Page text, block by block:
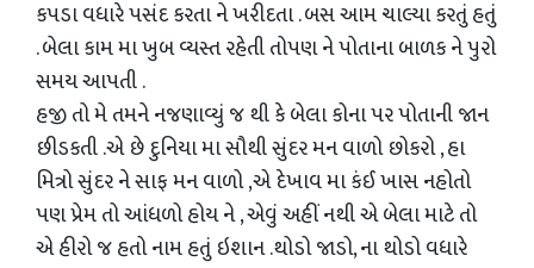
કપડા વધારે પસંદ કરતા ને ખરીદતા . બસ આમ ચાલ્યા કરતું હતું
. બેલા કામ મા ખુબ વ્યસ્ત રહેતી તોપણ ને પોતાના બાળક ને પુરો
સમય આપતી .
હજી તો મે તમને નજણાવ્યું જથી કે બેલા કોના પર પોતાની જાન
છીડકતી .એ છે દુનિયા મા સૌથી સુંદર મન વાળો છોકરો , હા
મિત્રો સુંદર ને સાફ મન વાળો ,એ દેખાવ મા કંઈ ખાસ નહોતો
પણ પ્રેમ તો આંધળો હોય ને , એવું અહીં નથી એ બેલા માટે તો
એ હીરો જ હતો નામ હતું ઇશાન .થોડો જાડો, ના થોડો વધારે